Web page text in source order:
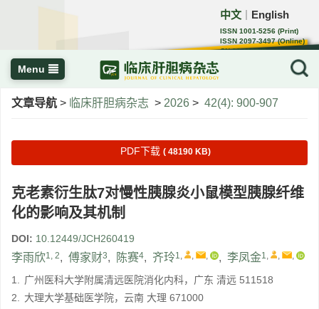
中文 English
ISSN 1001-5256 (Print)
ISSN 2097-3497 (Online)
CN 22-1108/R
Menu
文章导航 > 临床肝胆病杂志 > 2026 > 42(4): 900-907
PDF下载 ( 48190 KB)
克老素衍生肽7对慢性胰腺炎小鼠模型胰腺纤维
化的影响及其机制
DOI: 10.12449/JCH260419
李雨欣1, 2, 傅家财3, 陈赛4, 齐玲1, , , , 李凤金1, , ,
1. 广州医科大学附属清远医院消化内科，广东 清远 511518
2. 大理大学基础医学院，云南 大理 671000